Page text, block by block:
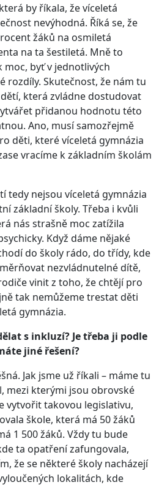
by říkala, že víceletá
nevýhodná. Říká se, že
žáků na osmiletá
na ta šestiletá. Mně to
moc, byť v jednotlivých
rozdíly. Skutečnost, že nám tu
která zvládne dostudovat
přidanou hodnotu této
Ano, musí samozřejmě
děti, které víceletá gymnázia
vracíme k základním školám
tedy nejsou víceletá gymnázia
základní školy. Třeba i kvůli
nás strašně moc zatížila
Když dáme nějaké
do školy rádo, do třídy, kde
nezvládnutelné dítě,
vinit z toho, že chtějí pro
tak nemůžeme trestat děti
gymnázia.
s inkluzí? Je třeba ji podle
jiné řešení?
Jak jsme už říkali – máme tu
mezi kterými jsou obrovské
vytvořit takovou legislativu,
škole, která má 50 žáků
1 500 žáků. Vždy tu bude
ta opatření zafungovala,
že se některé školy nacházejí
lokalitách, kde